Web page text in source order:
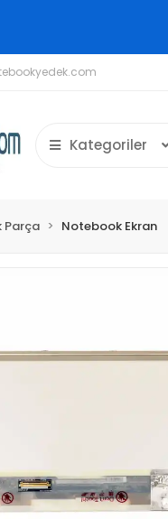
Kategoriler
Parça Notebook Ekran